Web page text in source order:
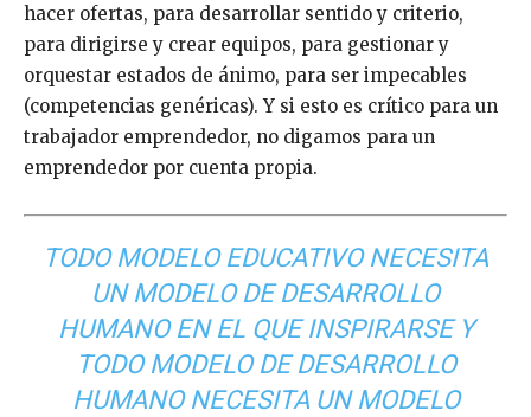
hacer ofertas, para desarrollar sentido y criterio,
para dirigirse y crear equipos, para gestionar y
orquestar estados de ánimo, para ser impecables
(competencias genéricas). Y si esto es crítico para un
trabajador emprendedor, no digamos para un
emprendedor por cuenta propia.
TODO MODELO EDUCATIVO NECESITA
UN MODELO DE DESARROLLO
HUMANO EN EL QUE INSPIRARSE Y
TODO MODELO DE DESARROLLO
HUMANO NECESITA UN MODELO